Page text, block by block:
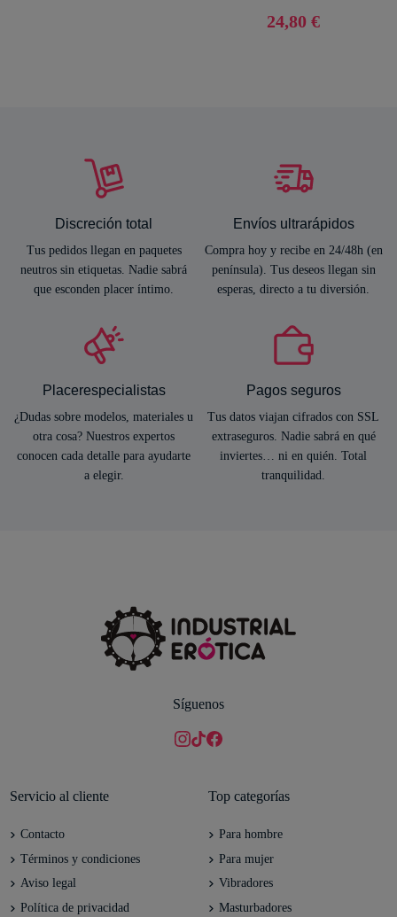
24,80 €
Discreción total
Tus pedidos llegan en paquetes
neutros sin etiquetas. Nadie sabrá
que esconden placer íntimo.
Envíos ultrarápidos
Compra hoy y recibe en 24/48h (en
península). Tus deseos llegan sin
esperas, directo a tu diversión.
Placerespecialistas
¿Dudas sobre modelos, materiales u
otra cosa? Nuestros expertos
conocen cada detalle para ayudarte
a elegir.
Pagos seguros
Tus datos viajan cifrados con SSL
extraseguros. Nadie sabrá en qué
inviertes… ni en quién. Total
tranquilidad.
Síguenos
Servicio al cliente
Contacto
Términos y condiciones
Aviso legal
Política de privacidad
Top categorías
Para hombre
Para mujer
Vibradores
Masturbadores